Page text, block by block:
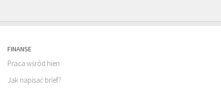
FINANSE
Praca wśród hien
Jak napisać brief?